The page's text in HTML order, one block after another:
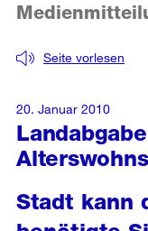
Seite vorlesen
Stadt kann
20. Januar 2010